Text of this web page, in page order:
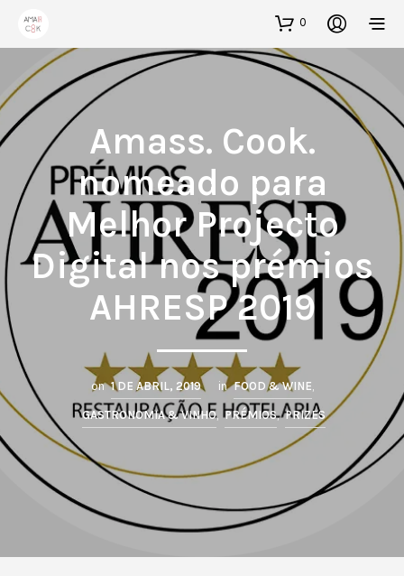
0
Amass. Cook.
nomeado para
Melhor Projecto
Digital nos prémios
AHRESP 2019
on 1 DE ABRIL, 2019 in FOOD & WINE
GASTRONOMIA & VINHO, PRÉMIOS, PRIZES